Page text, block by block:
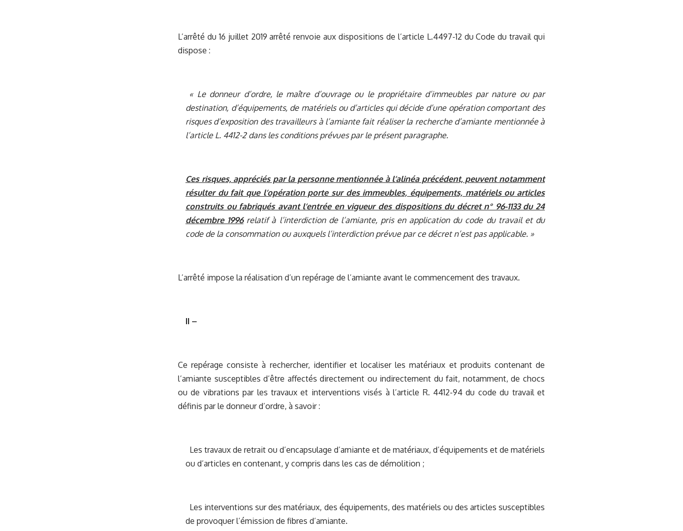
L’arrêté du 16 juillet 2019 arrêté renvoie aux dispositions de l’article L.4497-12 du Code du travail qui
dispose :
« Le donneur d’ordre, le maître d’ouvrage ou le propriétaire d’immeubles par nature ou par
destination, d’équipements, de matériels ou d’articles qui décide d’une opération comportant des
risques d’exposition des travailleurs à l’amiante fait réaliser la recherche d’amiante mentionnée à
l’article L. 4412-2 dans les conditions prévues par le présent paragraphe.
Ces risques, appréciés par la personne mentionnée à l’alinéa précédent, peuvent notamment
résulter du fait que l’opération porte sur des immeubles, équipements, matériels ou articles
construits ou fabriqués avant l’entrée en vigueur des dispositions du décret n° 96-1133 du 24
décembre 1996relatif à l’interdiction de l’amiante, pris en application du code du travail et du
code de la consommation ou auxquels l’interdiction prévue par ce décret n’est pas applicable. »
L’arrêté impose la réalisation d’un repérage de l’amiante avant le commencement des travaux.
II –
Ce repérage consiste à rechercher, identifier et localiser les matériaux et produits contenant de
l’amiante susceptibles d’être affectés directement ou indirectement du fait, notamment, de chocs
ou de vibrations par les travaux et interventions visés à l’article R. 4412-94 du code du travail et
définis par le donneur d’ordre, à savoir :
Les travaux de retrait ou d’encapsulage d’amiante et de matériaux, d’équipements et de matériels
ou d’articles en contenant, y compris dans les cas de démolition ;
Les interventions sur des matériaux, des équipements, des matériels ou des articles susceptibles
de provoquer l’émission de fibres d’amiante.